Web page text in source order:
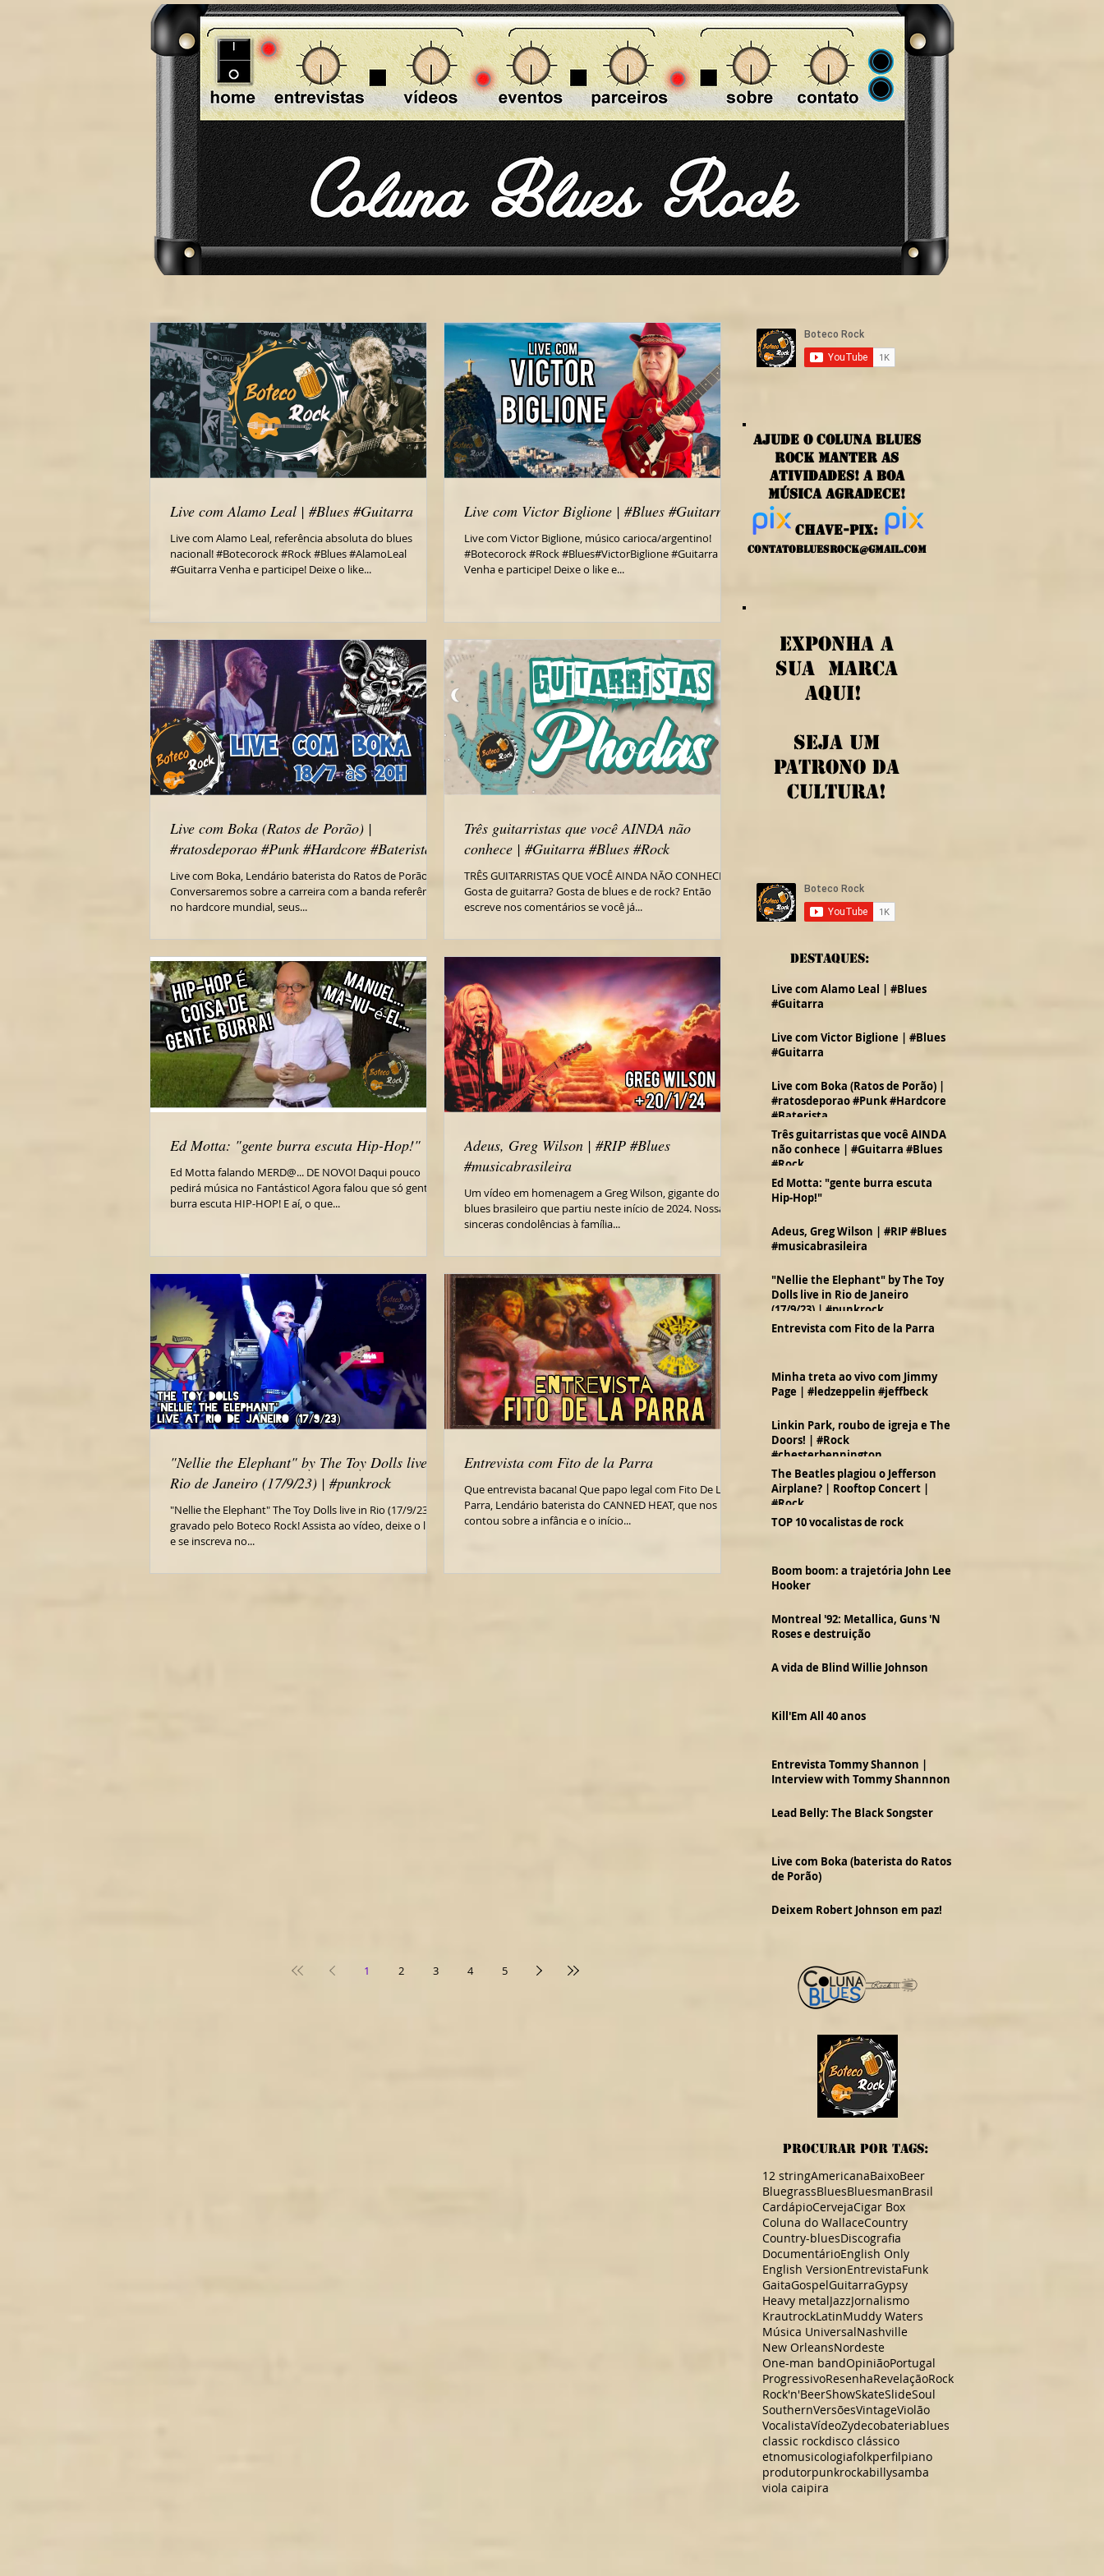
Live com Alamo Leal | #Blues #Guitarra
Live com Alamo Leal, referência absoluta do blues
nacional! #Botecorock #Rock #Blues #AlamoLeal
#Guitarra Venha e participe! Deixe o like...
Live com Victor Biglione | #Blues #Guitarra
Live com Victor Biglione, músico carioca/argentino!
#Botecorock #Rock #Blues#VictorBiglione #Guitarra
Venha e participe! Deixe o like e...
Live com Boka (Ratos de Porão) |
#ratosdeporao #Punk #Hardcore #Baterista
Live com Boka, Lendário baterista do Ratos de Porão!
Conversaremos sobre a carreira com a banda referência
no hardcore mundial, seus...
Três guitarristas que você AINDA não
conhece | #Guitarra #Blues #Rock
TRÊS GUITARRISTAS QUE VOCÊ AINDA NÃO CONHECE!
Gosta de guitarra? Gosta de blues e de rock? Então
escreve nos comentários se você já...
Ed Motta: "gente burra escuta Hip-Hop!"
Ed Motta falando MERD@... DE NOVO! Daqui pouco
pedirá música no Fantástico! Agora falou que só gente
burra escuta HIP-HOP! E aí, o que...
Adeus, Greg Wilson | #RIP #Blues
#musicabrasileira
Um vídeo em homenagem a Greg Wilson, gigante do
blues brasileiro que partiu neste início de 2024. Nossas
sinceras condolências à família...
"Nellie the Elephant" by The Toy Dolls live in
Rio de Janeiro (17/9/23) | #punkrock
"Nellie the Elephant" The Toy Dolls live in Rio (17/9/23)
gravado pelo Boteco Rock! Assista ao vídeo, deixe o like
e se inscreva no...
Entrevista com Fito de la Parra
Que entrevista bacana! Que papo legal com Fito De La
Parra, Lendário baterista do CANNED HEAT, que nos
contou sobre a infância e o início...
1 2 3 4 5
ajude o coluna blues
rock manter as
atividades! a boa
música agradece!
chave-PIX:
contatobluesrock@gmail.com
exponha a
sua marca
aqui!
Seja um
patrono da
cultura!
Destaques:
Live com Alamo Leal | #Blues
#Guitarra
Live com Victor Biglione | #Blues
#Guitarra
Live com Boka (Ratos de Porão) |
#ratosdeporao #Punk #Hardcore
#Baterista
Três guitarristas que você AINDA
não conhece | #Guitarra #Blues
#Rock
Ed Motta: "gente burra escuta
Hip-Hop!"
Adeus, Greg Wilson | #RIP #Blues
#musicabrasileira
"Nellie the Elephant" by The Toy
Dolls live in Rio de Janeiro
(17/9/23) | #punkrock
Entrevista com Fito de la Parra
Minha treta ao vivo com Jimmy
Page | #ledzeppelin #jeffbeck
Linkin Park, roubo de igreja e The
Doors! | #Rock
#chesterbennington
The Beatles plagiou o Jefferson
Airplane? | Rooftop Concert |
#Rock
TOP 10 vocalistas de rock
Boom boom: a trajetória John Lee
Hooker
Montreal '92: Metallica, Guns 'N
Roses e destruição
A vida de Blind Willie Johnson
Kill'Em All 40 anos
Entrevista Tommy Shannon |
Interview with Tommy Shannnon
Lead Belly: The Black Songster
Live com Boka (baterista do Ratos
de Porão)
Deixem Robert Johnson em paz!
procurar por TAGS:
12 stringAmericanaBaixoBeer
BluegrassBluesBluesmanBrasil
CardápioCervejaCigar Box
Coluna do WallaceCountry
Country-bluesDiscografia
DocumentárioEnglish Only
English VersionEntrevistaFunk
GaitaGospelGuitarraGypsy
Heavy metalJazzJornalismo
KrautrockLatinMuddy Waters
Música UniversalNashville
New OrleansNordeste
One-man bandOpiniãoPortugal
ProgressivoResenhaRevelaçãoRock
Rock'n'BeerShowSkateSlideSoul
SouthernVersõesVintageViolão
VocalistaVídeoZydecobateriablues
classic rockdisco clássico
etnomusicologiafolkperfilpiano
produtorpunkrockabillysamba
viola caipira